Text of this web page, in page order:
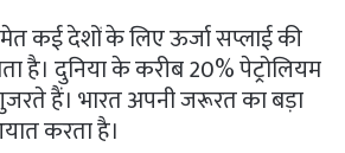
कई देशों के लिए ऊर्जा सप्लाई की
है। दुनिया के करीब 20% पेट्रोलियम
हैं। भारत अपनी जरूरत का बड़ा
करता है।